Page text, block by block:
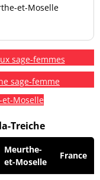
et-Moselle
sage-femmes
sage-femme
Moselle
Treiche
Meurthe-
et-Moselle
France